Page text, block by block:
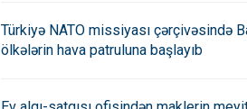
sanksiyalar tətbiq etdi
Türkiyə NATO missiyası çərçivəsində
ölkələrin hava patruluna başlayıb